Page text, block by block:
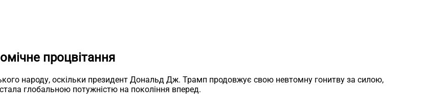
процвітання
народу, оскільки президент Дональд Дж. Трамп продовжує свою невтомну гонитву за силою,
глобальною потужністю на покоління вперед.